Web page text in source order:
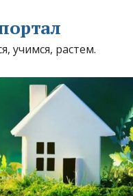
учимся, растем.